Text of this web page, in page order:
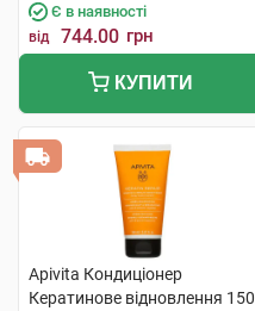
Є в наявності
від 744.00 грн
КУПИТИ
Apivita Кондиціонер
Кератинове відновлення 150